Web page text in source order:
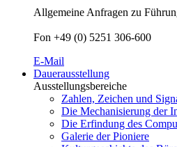
Allgemeine Anfragen zu
Fon +49 (0) 5251 306-600
E-Mail
Dauerausstellung
Ausstellungsbereiche
Zahlen, Zeichen und
Die Mechanisierung der
Die Erfindung des
Galerie der Pioniere